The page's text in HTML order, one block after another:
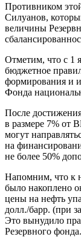
Противником
Силуанов,
величины
Отметим, что с 1
бюджетное
формирования и
Фонда
После
в размере 7% от
могут
на
не более 50%
Напомним, что к
было накоплено
цены на нефть
долл./барр. (при
Это вынудило
Резервного фонда.